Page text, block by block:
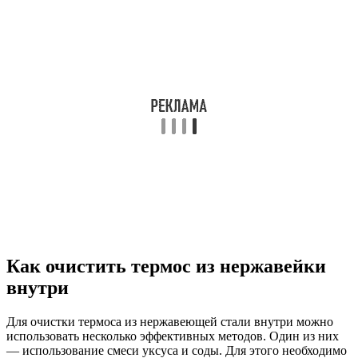
Как очистить термос из нержавейки
внутри
Для очистки термоса из нержавеющей стали внутри можно
использовать несколько эффективных методов. Один из них
— использование смеси уксуса и соды. Для этого необходимо